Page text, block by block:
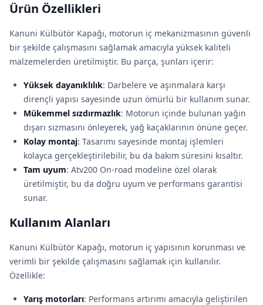
Ürün Özellikleri
Kanuni Külbütör Kapağı, motorun iç mekanizmasının güvenli
bir şekilde çalışmasını sağlamak amacıyla yüksek kaliteli
malzemelerden üretilmiştir. Bu parça, şunları içerir:
Yüksek dayanıklılık: Darbelere ve aşınmalara karşı
dirençli yapısı sayesinde uzun ömürlü bir kullanım sunar.
Mükemmel sızdırmazlık: Motorun içinde bulunan yağın
dışarı sızmasını önleyerek, yağ kaçaklarının önüne geçer.
Kolay montaj: Tasarımı sayesinde montaj işlemleri
kolayca gerçekleştirilebilir, bu da bakım süresini kısaltır.
Tam uyum: Atv200 On-road modeline özel olarak
üretilmiştir, bu da doğru uyum ve performans garantisi
sunar.
Kullanım Alanları
Kanuni Külbütör Kapağı, motorun iç yapısının korunması ve
verimli bir şekilde çalışmasını sağlamak için kullanılır.
Özellikle:
Yarış motorları: Performans artırımı amacıyla geliştirilen